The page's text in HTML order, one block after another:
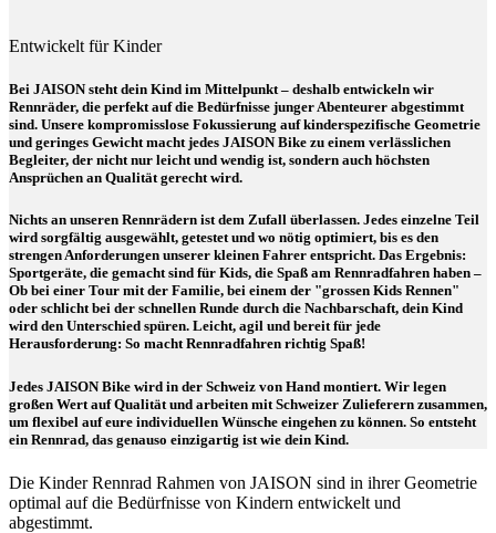
Entwickelt für Kinder
Bei JAISON steht dein Kind im Mittelpunkt – deshalb entwickeln wir
Rennräder, die perfekt auf die Bedürfnisse junger Abenteurer abgestimmt
sind. Unsere kompromisslose Fokussierung auf kinderspezifische Geometrie
und geringes Gewicht macht jedes JAISON Bike zu einem verlässlichen
Begleiter, der nicht nur leicht und wendig ist, sondern auch höchsten
Ansprüchen an Qualität gerecht wird.
Nichts an unseren Rennrädern ist dem Zufall überlassen. Jedes einzelne Teil
wird sorgfältig ausgewählt, getestet und wo nötig optimiert, bis es den
strengen Anforderungen unserer kleinen Fahrer entspricht. Das Ergebnis:
Sportgeräte, die gemacht sind für Kids, die Spaß am Rennradfahren haben –
Ob bei einer Tour mit der Familie, bei einem der "grossen Kids Rennen"
oder schlicht bei der schnellen Runde durch die Nachbarschaft, dein Kind
wird den Unterschied spüren. Leicht, agil und bereit für jede
Herausforderung: So macht Rennradfahren richtig Spaß!
Jedes JAISON Bike wird in der Schweiz von Hand montiert. Wir legen
großen Wert auf Qualität und arbeiten mit Schweizer Zulieferern zusammen,
um flexibel auf eure individuellen Wünsche eingehen zu können. So entsteht
ein Rennrad, das genauso einzigartig ist wie dein Kind.
Die Kinder Rennrad Rahmen von JAISON sind in ihrer Geometrie
optimal auf die Bedürfnisse von Kindern entwickelt und
abgestimmt.